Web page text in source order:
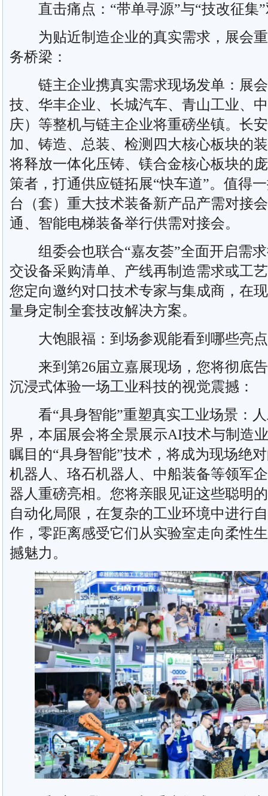
直击痛点：“带单寻源”与“技改征集”
为贴近制造企业的真实需求，展会重
务桥梁：
链主企业携真实需求现场发单：展会
技、华丰企业、长城汽车、青山工业、
庆）等整机与链主企业将重磅坐镇。长
加、铸造、总装、检测四大核心板块的
将释放一体化压铸、镁合金核心板块的
策者，打通供应链拓展“快车道”。值得
台（套）重大技术装备新产品产需对接
通、智能电梯装备举行供需对接会。
组委会也联合“嘉友荟”全面开启需求
交设备采购清单、产线再制造需求或工
您定向邀约对口技术专家与集成商，在
量身定制全套技改解决方案。
大饱眼福：到场参观能看到哪些亮点
来到第26届立嘉展现场，您将彻底告
沉浸式体验一场工业科技的视觉震撼：
看“具身智能”重塑真实工业场景：人
界，本届展会将全景展示AI技术与制造
瞩目的“具身智能”技术，将成为现场绝
机器人、珞石机器人、中船装备等领军
器人重磅亮相。您将亲眼见证这些聪明
自动化局限，在复杂的工业环境中进行
作，零距离感受它们从实验室走向柔性
撼魅力。